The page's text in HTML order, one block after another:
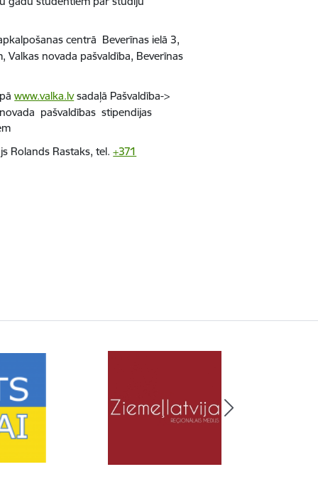
centrā Beverīnas ielā 3,
novada pašvaldība, Beverīnas
www.valka.lvsadaļā Pašvaldība->
pašvaldības stipendijas
Rolands Rastaks, tel.+371